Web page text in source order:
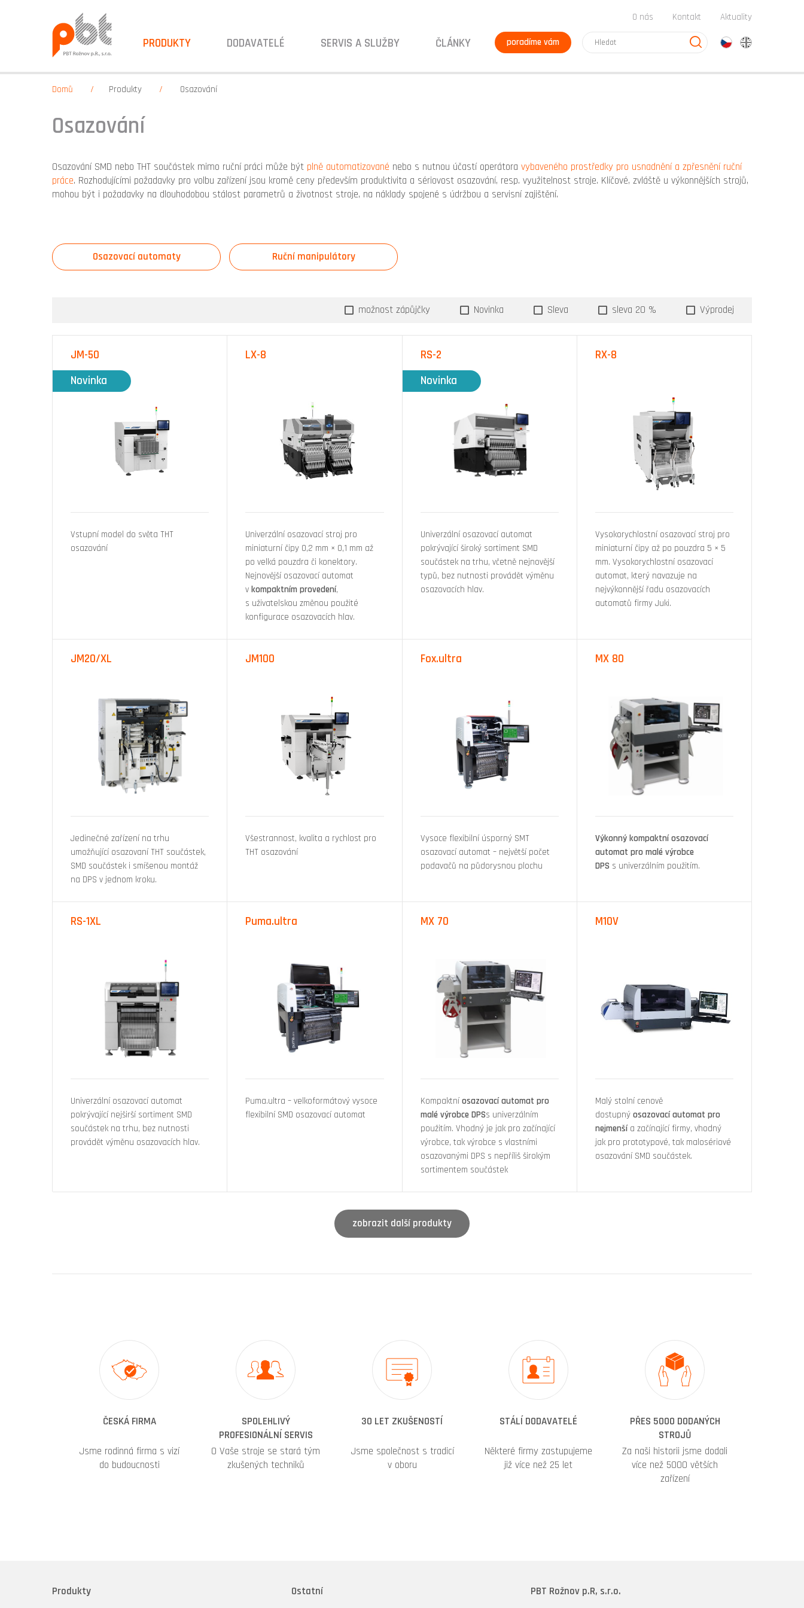
O nás Kontakt Aktuality
PRODUKTY DODAVATELÉ SERVIS A SLUŽBY ČLÁNKY poradíme vám cz
Domů Produkty Osazování
Osazování
Osazování SMD nebo THT součástek mimo ruční práci může být plně automatizované nebo s nutnou účastí operátora vybaveného prostředky pro usnadnění a zpřesnění ruční
práce. Rozhodujícími požadavky pro volbu zařízení jsou kromě ceny především produktivita a sériovost osazování, resp. využitelnost stroje. Klíčové, zvláště u výkonnějších strojů,
mohou být i požadavky na dlouhodobou stálost parametrů a životnost stroje, na náklady spojené s údržbou a servisní zajištění.
Osazovací automaty Ruční manipulátory
možnost zápůjčky Novinka Sleva sleva 20 % Výprodej
Novinka
JM-50
Vstupní model do světa THT
osazování
LX-8
Univerzální osazovací stroj pro
miniaturní čipy 0,2 mm × 0,1 mm až
po velká pouzdra či konektory.
Nejnovější osazovací automat
vkompaktním provedení,
s uživatelskou změnou použité
konfigurace osazovacích hlav.
Novinka
RS-2
Univerzální osazovací automat
pokrývající široký sortiment SMD
součástek na trhu, včetně nejnovější
typů, bez nutnosti provádět výměnu
osazovacích hlav.
RX-8
Vysokorychlostní osazovací stroj pro
miniaturní čipy až po pouzdra 5 × 5
mm. Vysokorychlostní osazovací
automat, který navazuje na
nejvýkonnější řadu osazovacích
automatů firmy Juki.
JM20/XL
Jedinečné zařízení na trhu
umožňující osazovaní THT součástek,
SMD součástek i smíšenou montáž
na DPS v jednom kroku.
JM100
Všestrannost, kvalita a rychlost pro
THT osazování
Fox.ultra
Vysoce flexibilní úsporný SMT
osazovací automat – největší počet
podavačů na půdorysnou plochu
MX 80
Výkonný kompaktní osazovací
automat pro malé výrobce
DPS s univerzálním použitím.
RS-1XL
Univerzální osazovací automat
pokrývající nejširší sortiment SMD
součástek na trhu, bez nutnosti
provádět výměnu osazovacích hlav.
Puma.ultra
Puma.ultra – velkoformátový vysoce
flexibilní SMD osazovací automat
MX 70
Kompaktní osazovací automat pro
malé výrobce DPSs univerzálním
použitím. Vhodný je jak pro začínající
výrobce, tak výrobce s vlastními
osazovanými DPS s nepříliš širokým
sortimentem součástek
M10V
Malý stolní cenově
dostupný osazovací automat pro
nejmenší a začínající firmy, vhodný
jak pro prototypové, tak malosériové
osazování SMD součástek.
zobrazit další produkty
ČESKÁ FIRMA
Jsme rodinná firma s vizí
do budoucnosti
SPOLEHLIVÝ
PROFESIONÁLNÍ SERVIS
O Vaše stroje se stará tým
zkušených techniků
30 LET ZKUŠENOSTÍ
Jsme společnost s tradicí
v oboru
STÁLÍ DODAVATELÉ
Některé firmy zastupujeme
již více než 25 let
PŘES 5000 DODANÝCH
STROJŮ
Za naši historii jsme dodali
více než 5000 větších
zařízení
Produkty
Ostatní
PBT Rožnov p.R, s.r.o.